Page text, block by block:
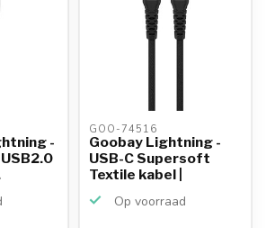
-
GOO-74516
Goobay Lightning -
USB-C Supersoft
Textile kabel |
Op voorraad